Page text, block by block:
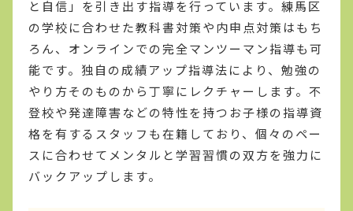
と自信」を引き出す指導を行っています。練馬区
の学校に合わせた教科書対策や内申点対策はもち
ろん、オンラインでの完全マンツーマン指導も可
能です。独自の成績アップ指導法により、勉強の
やり方そのものから丁寧にレクチャーします。不
登校や発達障害などの特性を持つお子様の指導資
格を有するスタッフも在籍しており、個々のペー
スに合わせてメンタルと学習習慣の双方を強力に
バックアップします。